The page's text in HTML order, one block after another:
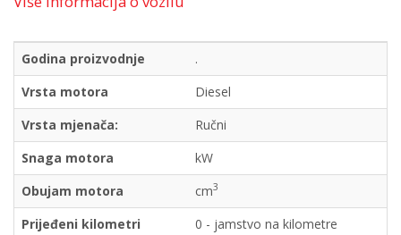
Godina proizvodnje
.
Vrsta motora
Diesel
Vrsta mjenača:
Ručni
Snaga motora
kW
Obujam motora
cm3
Prijeđeni kilometri
0 - jamstvo na kilometre